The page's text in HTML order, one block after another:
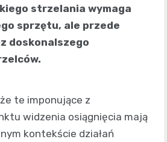
strzelania wymaga
sprzętu, ale przede
doskonalszego
te imponujące z
widzenia osiągnięcia mają
kontekście działań